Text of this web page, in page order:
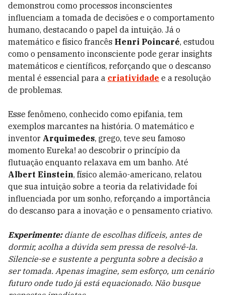
demonstrou como processos inconscientes
influenciam a tomada de decisões e o comportamento
humano, destacando o papel da intuição. Já o
matemático e físico francês Henri Poincaré, estudou
como o pensamento inconsciente pode gerar insights
matemáticos e científicos, reforçando que o descanso
mental é essencial para a criatividade e a resolução
de problemas.
Esse fenômeno, conhecido como epifania, tem
exemplos marcantes na história. O matemático e
inventor Arquimedes, grego, teve seu famoso
momento Eureka! ao descobrir o princípio da
flutuação enquanto relaxava em um banho. Até
Albert Einstein, físico alemão-americano, relatou
que sua intuição sobre a teoria da relatividade foi
influenciada por um sonho, reforçando a importância
do descanso para a inovação e o pensamento criativo.
Experimente:diante de escolhas difíceis, antes de
dormir, acolha a dúvida sem pressa de resolvê-la.
Silencie-se e sustente a pergunta sobre a decisão a
ser tomada. Apenas imagine, sem esforço, um cenário
futuro onde tudo já está equacionado. Não busque